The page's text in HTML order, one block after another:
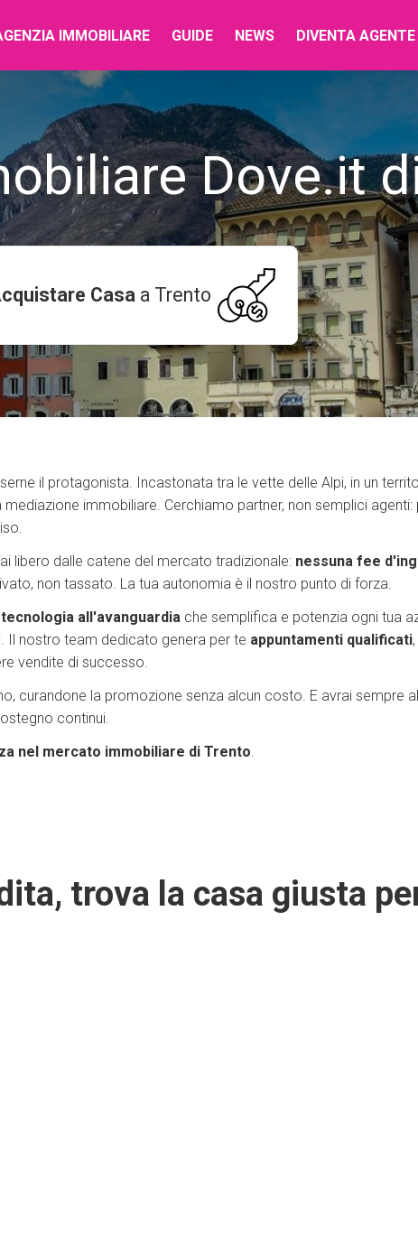
IMMOBILIARE GUIDE NEWS DIVENTA AGENTE
Dove.it
Casa a Trento
il protagonista. Incastonata tra le vette delle Alpi, in un
immobiliare. Cerchiamo partner, non semplici agenti:
libero dalle catene del mercato tradizionale: nessuna fee
non tassato. La tua autonomia è il nostro punto di forza.
tecnologia all'avanguardia che semplifica e potenzia ogni tua
Il nostro team dedicato genera per te appuntamenti qualificati
vendite di successo.
curandone la promozione senza alcun costo. E avrai sempre
continui.
nel mercato immobiliare di Trento.
trova la casa giusta